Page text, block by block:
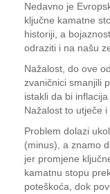
Nedavno je
ključne kamatne
historiji, a
odraziti i na našu
Nažalost, do ove
zvaničnici smanjili
istakli da bi
Nažalost to utječe i
Problem dolazi
(minus), a znamo
jer promjene
kamatnu stopu
poteškoća, dok